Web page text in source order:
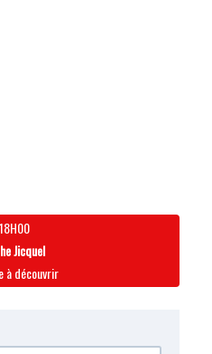
18H00
Jicquel
à découvrir